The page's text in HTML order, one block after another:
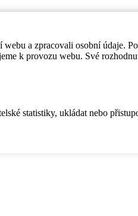
a zpracovali osobní údaje.
k provozu webu. Své
statistiky, ukládat nebo